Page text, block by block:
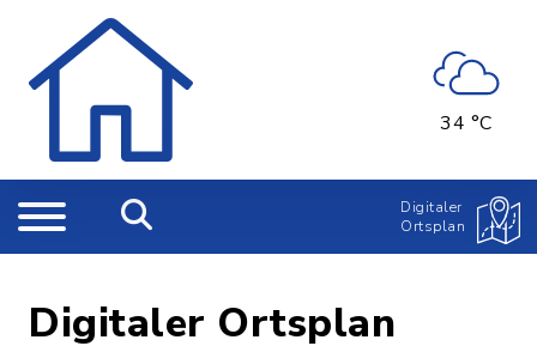
34 °C
Digitaler
Ortsplan
Digitaler Ortsplan